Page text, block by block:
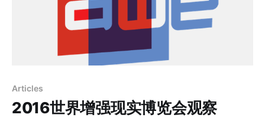
Articles
2016世界增强现实博览会观察